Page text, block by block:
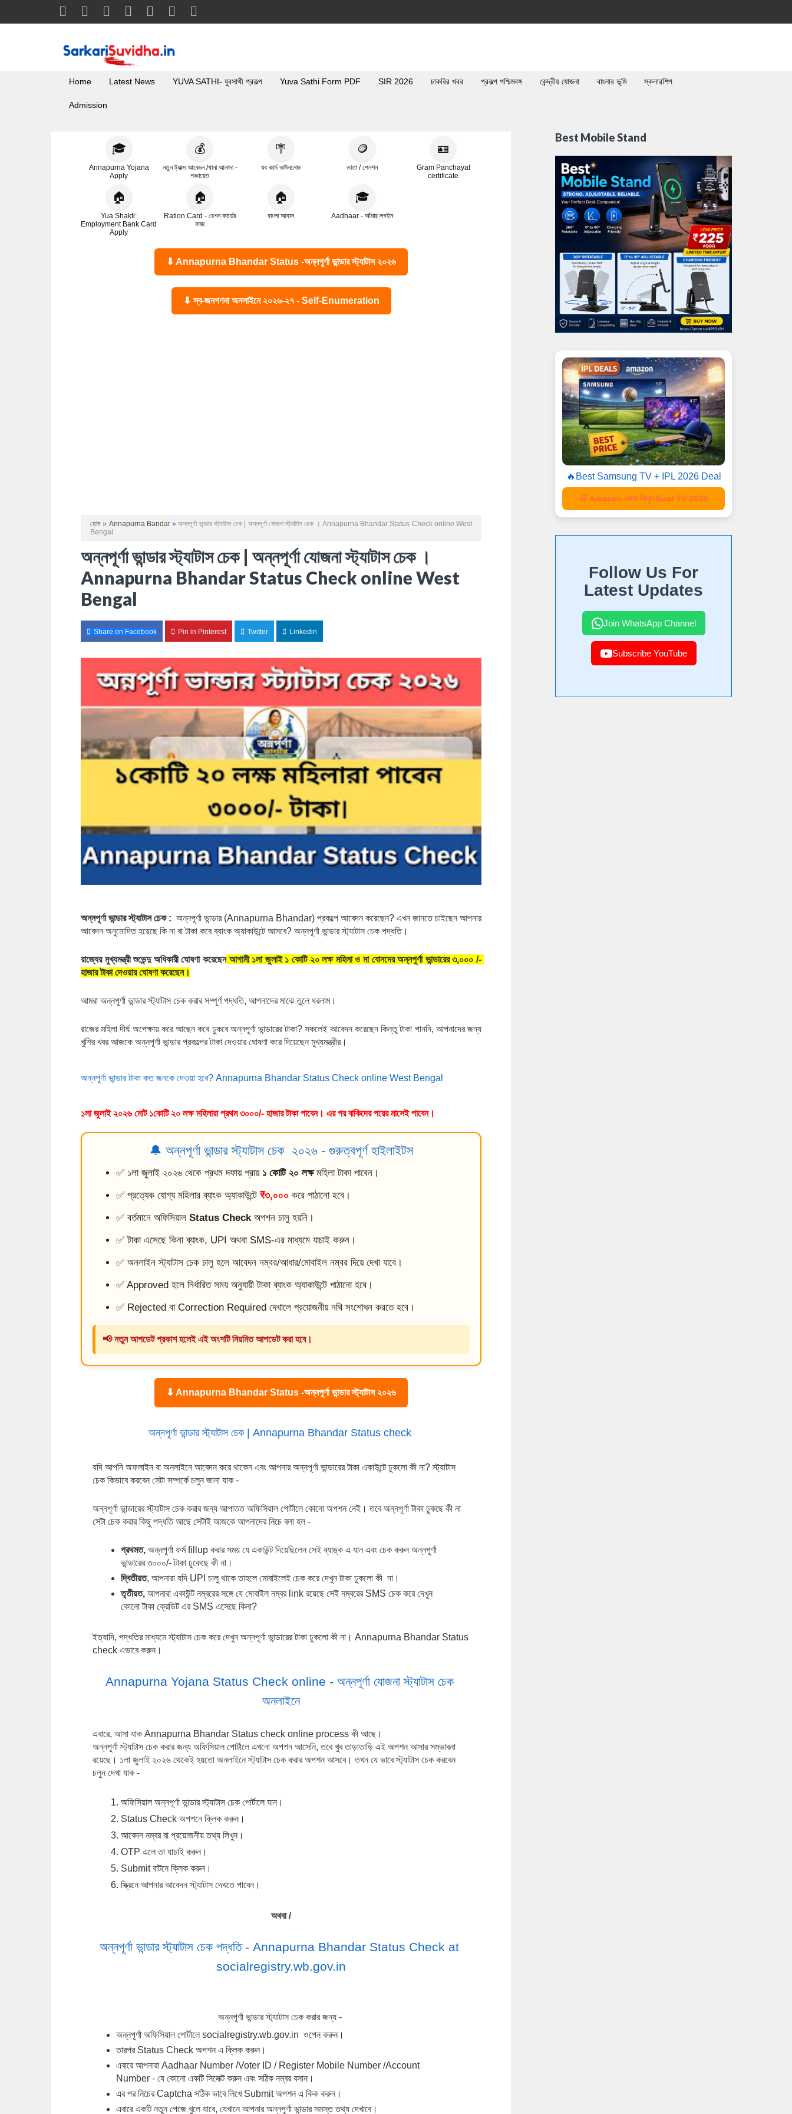
Home Latest News YUVA SATHI- যুবসাথী প্রকল্প Yuva Sathi Form PDF SIR 2026 চাকরির খবর প্রকল্প পশ্চিমবঙ্গ কেন্দ্রীয় যোজনা বাংলার ভূমি স্কলারশিপ
Admission
🎓
Annapurna Yojana
Apply
💰
নতুন ট্যাক্স আবেদন /খানা আলাদা -
পঞ্চায়েত
🪧
যব কার্ড ডাউনলোড
🪙
ভাতা / পেনশন
🪪
Gram Panchayat
certificate
🏠
Yua Shakti:
Employment Bank Card
Apply
🏠
Ration Card - রেশন কার্ডের
কাজ
🏠
বাংলা আবাস
🎓
Aadhaar - আঁধার লগইন
⬇ Annapurna Bhandar Status -অন্নপূর্ণা ভান্ডার স্ট্যাটাস ২০২৬
⬇ স্ব-জনগণনা অনলাইনে ২০২৬-২৭ - Self-Enumeration
হোম » Annapurna Bandar»অন্নপূর্ণা ভান্ডার স্ট্যাটাস চেক | অন্নপূর্ণা যোজনা স্ট্যাটাস চেক । Annapurna Bhandar Status Check online West
Bengal
অন্নপূর্ণা ভান্ডার স্ট্যাটাস চেক | অন্নপূর্ণা যোজনা স্ট্যাটাস চেক ।
Annapurna Bhandar Status Check online West
Bengal
Share on Facebook Pin in Pinterest Twitter Linkedin
অন্নপূর্ণা ভান্ডার স্ট্যাটাস চেক : অন্নপূর্ণা ভান্ডার (Annapurna Bhandar) প্রকল্পে আবেদন করেছেন? এখন জানতে চাইছেন আপনার
আবেদন অনুমোদিত হয়েছে কি না বা টাকা কবে ব্যাংক অ্যাকাউন্টে আসবে? অন্নপূর্ণা ভান্ডার স্ট্যাটাস চেক পদ্ধতি।
রাজ্যের মুখ্যমন্ত্রী শুভেন্দু অধিকারী ঘোষণা করেছেন আগামী ১লা জুলাই ১ কোটি ২০ লক্ষ মহিলা ও মা বোনদের অন্নপূর্ণা ভান্ডারের ৩,০০০ /-
হাজার টাকা দেওয়ার ঘোষণা করেছেন।
আমরা অন্নপূর্ণা ভান্ডার স্ট্যাটাস চেক করার সম্পূর্ণ পদ্ধতি, আপনাদের মাঝে তুলে ধরলাম।
রাজের মহিলা দীর্ঘ অপেক্ষায় করে আছেন কবে ঢুকবে অন্নপূর্ণা ভান্ডারের টাকা? সকলেই আবেদন করেছেন কিন্তু টাকা পাননি, আপনাদের জন্য
খুশির খবর আজকে অন্নপূর্ণা ভান্ডার প্রকল্পের টাকা দেওয়ার ঘোষণা করে দিয়েছেন মুখ্যমন্ত্রীর।
অন্নপূর্ণা ভান্ডার টাকা কত জনকে দেওয়া হবে? Annapurna Bhandar Status Check online West Bengal
১লা জুলাই ২০২৬ মোট ১কোটি ২০ লক্ষ মহিলারা প্রথম ৩০০০/- হাজার টাকা পাবেন। এর পর বাকিদের পরের মাসেই পাবেন।
🔔 অন্নপূর্ণা ভান্ডার স্ট্যাটাস চেক ২০২৬ - গুরুত্বপূর্ণ হাইলাইটস
✅ ১লা জুলাই ২০২৬ থেকে প্রথম দফায় প্রায় ১ কোটি ২০ লক্ষমহিলা টাকা পাবেন।
✅ প্রত্যেক যোগ্য মহিলার ব্যাংক অ্যাকাউন্টে ₹৩,০০০ করে পাঠানো হবে।
✅ বর্তমানে অফিসিয়াল Status Check অপশন চালু হয়নি।
✅ টাকা এসেছে কিনা ব্যাংক, UPI অথবা SMS-এর মাধ্যমে যাচাই করুন।
✅ অনলাইন স্ট্যাটাস চেক চালু হলে আবেদন নম্বর/আধার/মোবাইল নম্বর দিয়ে দেখা যাবে।
✅ Approved হলে নির্ধারিত সময় অনুযায়ী টাকা ব্যাংক অ্যাকাউন্টে পাঠানো হবে।
✅ Rejected বা Correction Required দেখালে প্রয়োজনীয় নথি সংশোধন করতে হবে।
📢 নতুন আপডেট প্রকাশ হলেই এই অংশটি নিয়মিত আপডেট করা হবে।
⬇ Annapurna Bhandar Status -অন্নপূর্ণা ভান্ডার স্ট্যাটাস ২০২৬
অন্নপূর্ণা ভান্ডার স্ট্যাটাস চেক | Annapurna Bhandar Status check
যদি আপনি অফলাইন বা অনলাইনে আবেদন করে থাকেন এবং আপনার অন্নপূর্ণা ভান্ডারের টাকা একাউন্টে ঢুকলো কী না? স্ট্যাটাস
চেক কিভাবে করবেন সেটা সম্পর্কে চলুন জানা যাক -
অন্নপূর্ণা ভান্ডারের স্ট্যাটাস চেক করার জন্য আপাতত অফিসিয়াল পোর্টালে কোনো অপশন নেই। তবে অন্নপূর্ণা টাকা ঢুকছে কী না
সেটা চেক করার কিছু পদ্ধতি আছে সেটাই আজকে আপনাদের নিচে বলা হল -
প্রথমত, অন্নপূর্ণা ফর্ম fillup করার সময় যে একাউন্ট দিয়েছিলেন সেই ব্যাঙ্ক এ যান এবং চেক করুন অন্নপূর্ণা
ভান্ডারের ৩০০০/- টাকা ঢুকেছে কী না।
দ্বিতীয়ত, আপনারা যদি UPI চালু থাকে তাহলে মোবাইলেই চেক করে দেখুন টাকা ঢুকলো কী  না।
তৃতীয়ত, আপনারা একাউন্ট নম্বরের সঙ্গে যে মোবাইল নম্বর link রয়েছে সেই নম্বরের SMS চেক করে দেখুন
কোনো টাকা ক্রেডিট এর SMS এসেছে কিনা?
ইত্যাদি, পদ্ধতির মাধ্যমে স্ট্যাটাস চেক করে দেখুন অন্নপূর্ণা ভান্ডারের টাকা ঢুকলো কী না। Annapurna Bhandar Status
check এভাবে করুন।
Annapurna Yojana Status Check online - অন্নপূর্ণা যোজনা স্ট্যাটাস চেক
অনলাইনে
এবারে, আসা যাক Annapurna Bhandar Status check online process কী আছে।
অন্নপূর্ণা স্ট্যাটাস চেক করার জন্য অফিসিয়াল পোর্টালে এখনো অপশন আসেনি, তবে খুব তাড়াতাড়ি এই অপশন আসার সম্ভাবনা
রয়েছে। ১লা জুলাই ২০২৬ থেকেই হয়তো অনলাইনে স্ট্যাটাস চেক করার অপশন আসবে। তখন যে ভাবে স্ট্যাটাস চেক করবেন
চলুন দেখা যাক -
অফিসিয়াল অন্নপূর্ণা ভান্ডার স্ট্যাটাস চেক পোর্টালে যান।
Status Check অপশনে ক্লিক করুন।
আবেদন নম্বর বা প্রয়োজনীয় তথ্য লিখুন।
OTP এলে তা যাচাই করুন।
Submit বাটনে ক্লিক করুন।
স্ক্রিনে আপনার আবেদন স্ট্যাটাস দেখতে পাবেন।
অথবা /
অন্নপূর্ণা ভান্ডার স্ট্যাটাস চেক পদ্ধতি - Annapurna Bhandar Status Check at
socialregistry.wb.gov.in
অন্নপূর্ণা ভান্ডার স্ট্যাটাস চেক করার জন্য -
অন্নপূর্ণা অফিসিয়াল পোর্টালে socialregistry.wb.gov.in  ওপেন করুন।
তারপর Status Check অপশন এ ক্লিক করুন।
এবারে আপনারা Aadhaar Number /Voter ID / Register Mobile Number /Account
Number - যে কোনো একটি সিলেক্ট করুন এবং সঠিক নম্বর বসান।
এর পর নিচের Captcha সঠিক ভাবে লিখে Submit অপশন এ কিক করুন।
এবারে একটি নতুন পেজে খুলে যাবে, যেখানে আপনার অন্নপূর্ণা ভান্ডার সমস্ত তথ্য দেখাবে।
Best Mobile Stand
🔥Best Samsung TV + IPL 2026 Deal
🛒 Amazon থেকে কিনুন Best TV 2026
Follow Us For
Latest Updates
Join WhatsApp Channel
Subscribe YouTube